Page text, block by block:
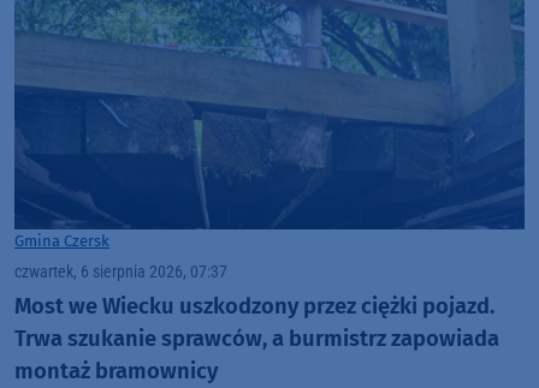
Gmina Czersk
czwartek, 6 sierpnia 2026, 07:37
Most we Wiecku uszkodzony przez ciężki pojazd.
Trwa szukanie sprawców, a burmistrz zapowiada
montaż bramownicy